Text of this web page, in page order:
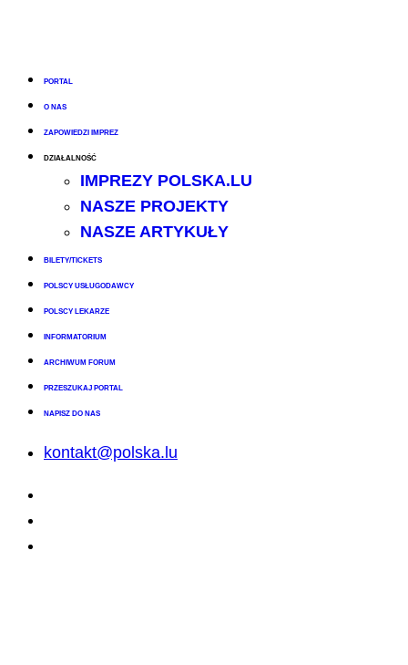
PORTAL
O NAS
ZAPOWIEDZI IMPREZ
DZIAŁALNOŚĆ
IMPREZY POLSKA.LU
NASZE PROJEKTY
NASZE ARTYKUŁY
BILETY/TICKETS
POLSCY USŁUGODAWCY
POLSCY LEKARZE
INFORMATORIUM
ARCHIWUM FORUM
PRZESZUKAJ PORTAL
NAPISZ DO NAS
kontakt@polska.lu